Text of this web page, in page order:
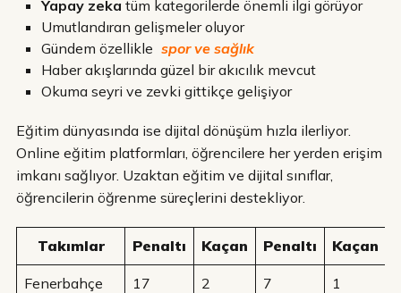
Yapay zeka tüm kategorilerde önemli ilgi görüyor
Umutlandıran gelişmeler oluyor
Gündem özellikle spor ve sağlık
Haber akışlarında güzel bir akıcılık mevcut
Okuma seyri ve zevki gittikçe gelişiyor
Eğitim dünyasında ise dijital dönüşüm hızla ilerliyor.
Online eğitim platformları, öğrencilere her yerden erişim
imkanı sağlıyor. Uzaktan eğitim ve dijital sınıflar,
öğrencilerin öğrenme süreçlerini destekliyor.
Takımlar Penaltı Kaçan Penaltı Kaçan
Fenerbahçe 17 2 7 1